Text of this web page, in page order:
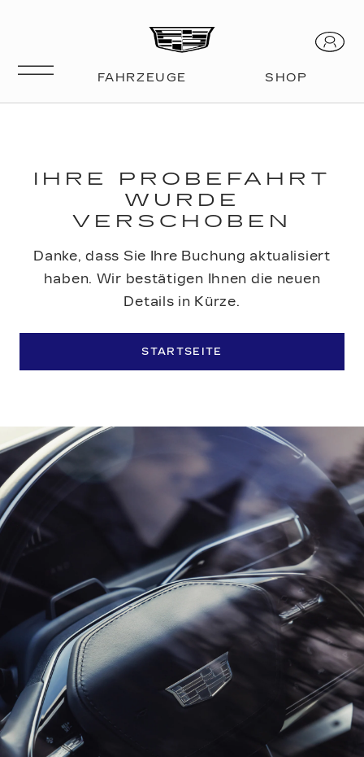
IHRE PROBEFAHRT
WURDE
VERSCHOBEN
Danke, dass Sie Ihre Buchung aktualisiert
haben. Wir bestätigen Ihnen die neuen
Details in Kürze.
STARTSEITE